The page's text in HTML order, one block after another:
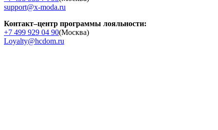
support@x-moda.ru
Контакт–центр программы лояльности:
+7 499 929 04 90(Москва)
Loyalty@hcdom.ru